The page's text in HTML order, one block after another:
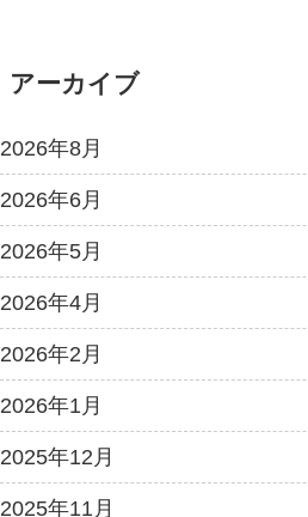
アーカイブ
2026年8月
2026年6月
2026年5月
2026年4月
2026年2月
2026年1月
2025年12月
2025年11月